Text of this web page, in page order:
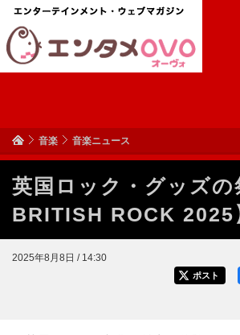
音楽 音楽ニュース
英国ロック・グッズの
BRITISH ROCK 2025
2025年8月8日 / 14:30
ポスト